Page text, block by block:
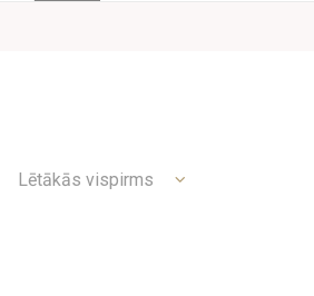
Lētākās vispirms